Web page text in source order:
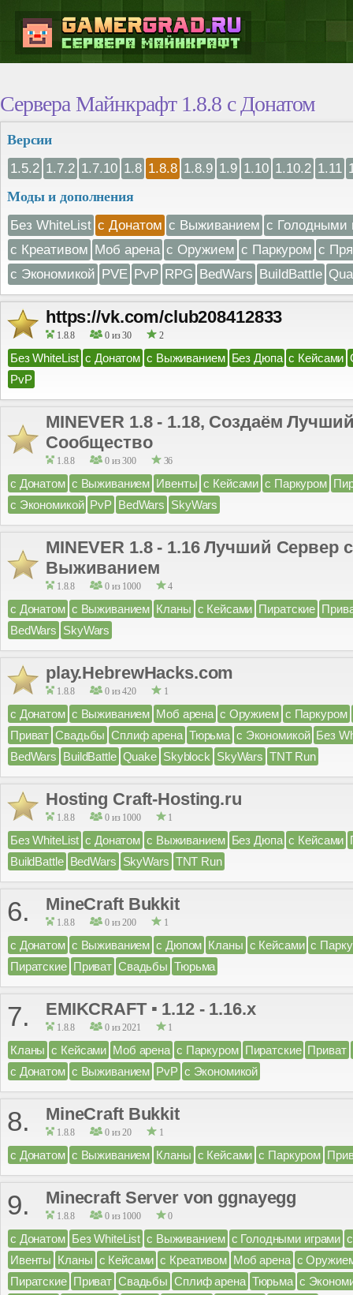
Сервера Майнкрафт 1.8.8 с Донатом
Версии
1.5.2 1.7.2 1.7.10 1.8 1.8.8 1.8.9 1.9 1.10 1.10.2 1.11
Моды и дополнения
Без WhiteList с Донатом с Выживанием с Голодными
с Креативом Моб арена с Оружием с Паркуром с
с Экономикой PVE PvP RPG BedWars BuildBattle
https://vk.com/club208412833
1.8.8 0 из 30 2
Без WhiteList с Донатом с Выживанием Без Дюпа с Кейсами
PvP
MINEVER 1.8 - 1.18, Создаём
Сообщество
1.8.8 0 из 300 36
с Донатом с Выживанием Ивенты с Кейсами с Паркуром
с Экономикой PvP BedWars SkyWars
MINEVER 1.8 - 1.16 Лучший Сервер
Выживанием
1.8.8 0 из 1000 4
с Донатом с Выживанием Кланы с Кейсами Пиратские
BedWars SkyWars
play.HebrewHacks.com
1.8.8 0 из 420 1
с Донатом с Выживанием Моб арена с Оружием с Паркуром
Приват Свадьбы Сплиф арена Тюрьма с Экономикой Без
BedWars BuildBattle Quake Skyblock SkyWars TNT Run
Hosting Craft-Hosting.ru
1.8.8 0 из 1000 1
Без WhiteList с Донатом с Выживанием Без Дюпа с Кейсами
BuildBattle BedWars SkyWars TNT Run
6. MineCraft Bukkit
1.8.8 0 из 200 1
с Донатом с Выживанием с Дюпом Кланы с Кейсами с
Пиратские Приват Свадьбы Тюрьма
7. EMIKCRAFT ▪ 1.12 - 1.16.x
1.8.8 0 из 2021 1
Кланы с Кейсами Моб арена с Паркуром Пиратские Приват
с Донатом с Выживанием PvP с Экономикой
8. MineCraft Bukkit
1.8.8 0 из 20 1
с Донатом с Выживанием Кланы с Кейсами с Паркуром
9. Minecraft Server von ggnayegg
1.8.8 0 из 1000 0
с Донатом Без WhiteList с Выживанием с Голодными играми
Ивенты Кланы с Кейсами с Креативом Моб арена с
Пиратские Приват Свадьбы Сплиф арена Тюрьма с